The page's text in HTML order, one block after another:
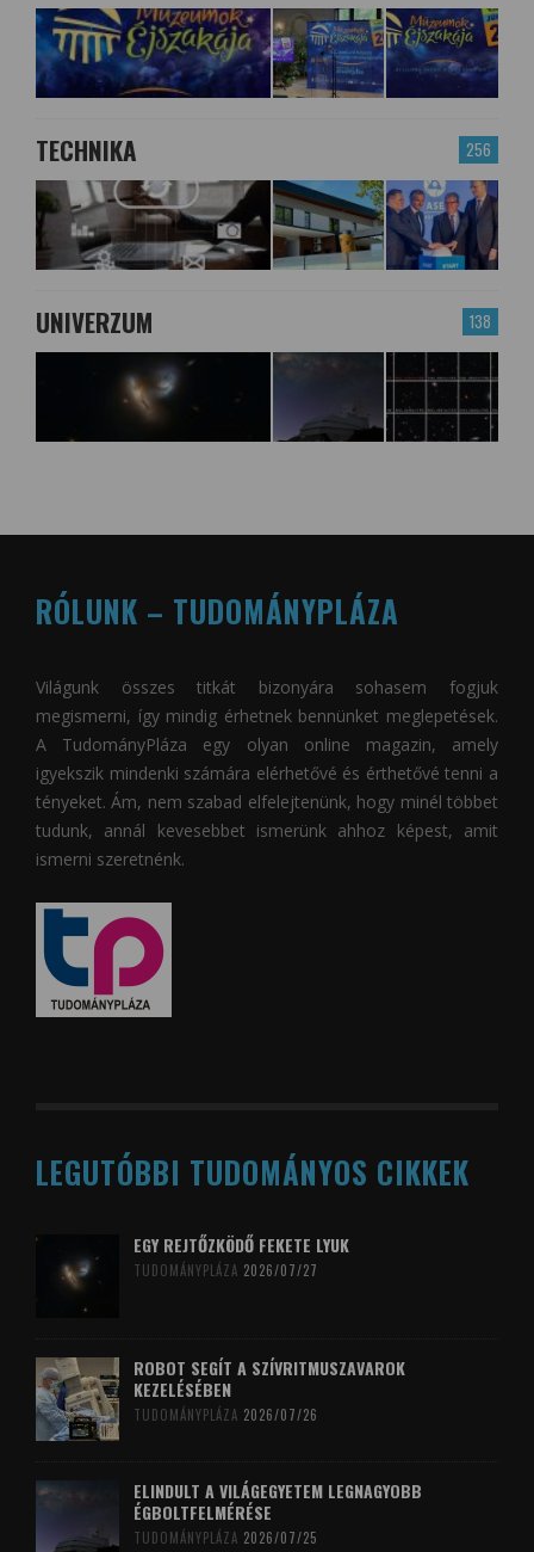
256
TECHNIKA
138
UNIVERZUM
RÓLUNK – TUDOMÁNYPLÁZA
Világunk összes titkát bizonyára sohasem fogjuk
megismerni, így mindig érhetnek bennünket meglepetések.
A TudományPláza egy olyan online magazin, amely
igyekszik mindenki számára elérhetővé és érthetővé tenni a
tényeket. Ám, nem szabad elfelejtenünk, hogy minél többet
tudunk, annál kevesebbet ismerünk ahhoz képest, amit
ismerni szeretnénk.
LEGUTÓBBI TUDOMÁNYOS CIKKEK
EGY REJTŐZKÖDŐ FEKETE LYUK
TUDOMÁNYPLÁZA 2026/07/27
ROBOT SEGÍT A SZÍVRITMUSZAVAROK
KEZELÉSÉBEN
TUDOMÁNYPLÁZA 2026/07/26
ELINDULT A VILÁGEGYETEM LEGNAGYOBB
ÉGBOLTFELMÉRÉSE
TUDOMÁNYPLÁZA 2026/07/25